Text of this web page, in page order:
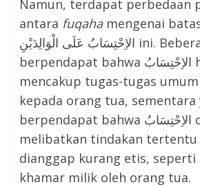
Namun, terdapat perbedaan
antara fuqahamengenai
الاِحْتِسَابُ عَلَى الْوَالِدَيْنِ ini. Beberapa ulama
berpendapat bahwa الاِحْتِسَابُ hanya
mencakup tugas-tugas
kepada orang tua, sementara
berpendapat bahwa الاِحْتِسَابُ dapat
melibatkan tindakan tertentu
dianggap kurang etis, seperti
khamar milik oleh orang tua.